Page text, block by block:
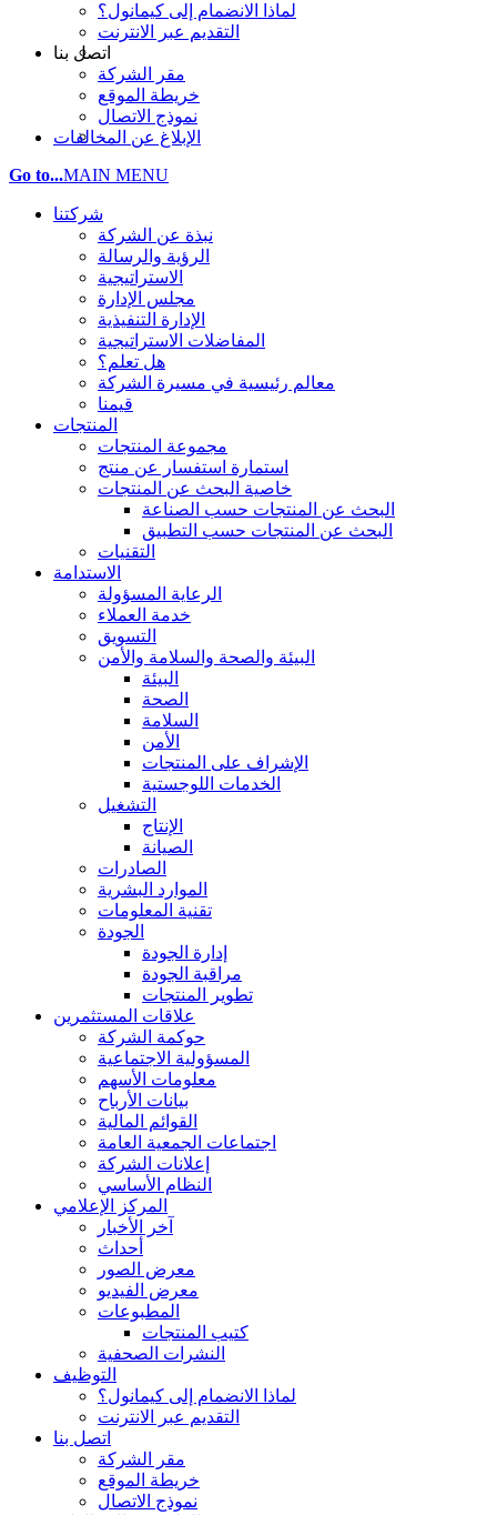
لماذا الانضمام إلى كيمانول؟
التقديم عبر الانترنت
اتصل بنا
مقر الشركة
خريطة الموقع
نموذج الاتصال
الإبلاغ عن المخالفات
Go to...MAIN MENU
شركتنا
نبذة عن الشركة
الرؤية والرسالة
الاستراتيجية
مجلس الإدارة
الإدارة التنفيذية
المفاضلات الاستراتيجية
هل تعلم؟
معالم رئيسية في مسيرة الشركة
قيمنا
المنتجات
مجموعة المنتجات
استمارة استفسار عن منتج
خاصية البحث عن المنتجات
البحث عن المنتجات حسب الصناعة
البحث عن المنتجات حسب التطبيق
التقنيات
الاستدامة
الرعاية المسؤولة
خدمة العملاء
التسويق
البيئة والصحة والسلامة والأمن
البيئة
الصحة
السلامة
الأمن
الإشراف على المنتجات
الخدمات اللوجستية
التشغيل
الإنتاج
الصيانة
الصادرات
الموارد البشرية
تقنية المعلومات
الجودة
إدارة الجودة
مراقبة الجودة
تطوير المنتجات
علاقات المستثمرين
حوكمة الشركة
المسؤولية الاجتماعية
معلومات الأسهم
بيانات الأرباح
القوائم المالية
اجتماعات الجمعية العامة
إعلانات الشركة
النظام الأساسي
المركز الإعلامي
آخر الأخبار
أحداث
معرض الصور
معرض الفيديو
المطبوعات
كتيب المنتجات
النشرات الصحفية
التوظيف
لماذا الانضمام إلى كيمانول؟
التقديم عبر الانترنت
اتصل بنا
مقر الشركة
خريطة الموقع
نموذج الاتصال